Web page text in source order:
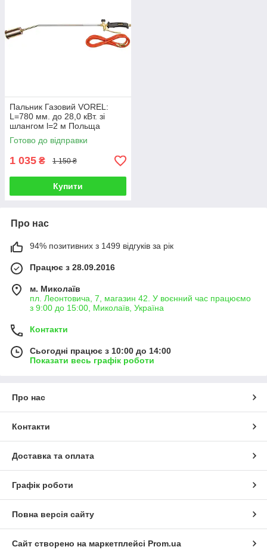
Пальник Газовий VOREL:
L=780 мм. до 28,0 кВт. зі
шлангом l=2 м Польща
Готово до відправки
1 035 ₴ 1 150 ₴
Купити
Про нас
94% позитивних з 1499 відгуків за рік
Працює з 28.09.2016
м. Миколаїв
пл. Леонтовича, 7, магазин 42. У воєнний час працюємо
з 9:00 до 15:00, Миколаїв, Україна
Контакти
Сьогодні працює з 10:00 до 14:00
Показати весь графік роботи
Про нас
Контакти
Доставка та оплата
Графік роботи
Повна версія сайту
Сайт створено на маркетплейсі Prom.ua